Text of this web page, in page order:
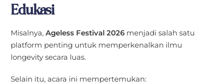
Edukasi
Misalnya,Ageless Festival 2026 menjadi salah satu
platform penting untuk memperkenalkan ilmu
longevity secara luas.
Selain itu, acara ini mempertemukan: